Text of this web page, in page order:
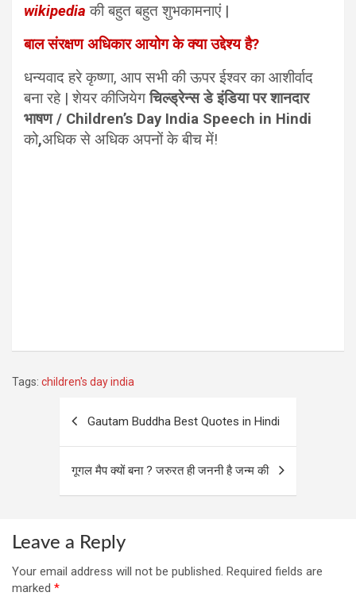
wikipedia की बहुत बहुत शुभकामनाएं |
बाल संरक्षण अधिकार आयोग के क्या उद्देश्य है?
धन्यवाद हरे कृष्णा, आप सभी की ऊपर ईश्वर का आशीर्वाद
बना रहे | शेयर कीजियेगचिल्ड्रेन्स डे इंडिया पर शानदार
भाषण / Children’s Day India Speech in Hindi
को,अधिक से अधिक अपनों के बीच में!
Tags: children's day india
Gautam Buddha Best Quotes in Hindi
गूगल मैप क्यों बना ? जरुरत ही जननी है जन्म की
Leave a Reply
Your email address will not be published. Required fields are
marked *